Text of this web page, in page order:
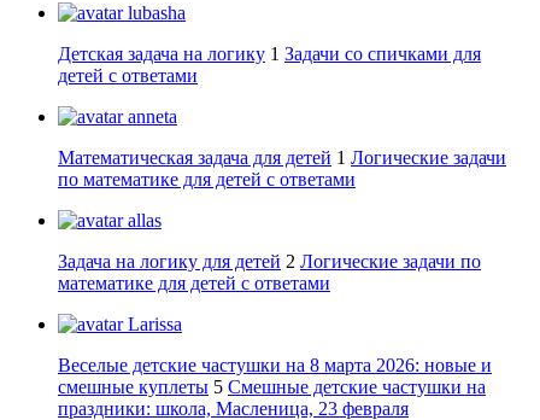
lubasha
Детская задача на логику 1 Задачи со спичками для
детей с ответами
anneta
Математическая задача для детей 1 Логические задачи
по математике для детей с ответами
allas
Задача на логику для детей 2 Логические задачи по
математике для детей с ответами
Larissa
Веселые детские частушки на 8 марта 2026: новые и
смешные куплеты 5 Смешные детские частушки на
праздники: школа, Масленица, 23 февраля